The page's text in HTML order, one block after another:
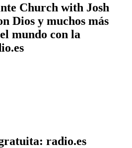
Church with Josh
Dios y muchos más
mundo con la
radio.es